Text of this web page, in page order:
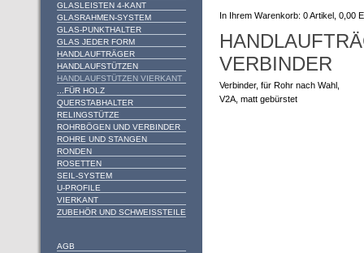
GLASLEISTEN 4-KANT
GLASRAHMEN-SYSTEM
GLAS-PUNKTHALTER
GLAS JEDER FORM
HANDLAUFTRÄGER
HANDLAUFSTÜTZEN
HANDLAUFSTÜTZEN VIERKANT
...FÜR HOLZ
QUERSTABHALTER
RELINGSTÜTZE
ROHRBÖGEN UND VERBINDER
ROHRE UND STANGEN
RONDEN
ROSETTEN
SEIL-SYSTEM
U-PROFILE
VIERKANT
ZUBEHÖR UND SCHWEISSTEILE
AGB
In Ihrem Warenkorb: 0Artikel, 0,00
VERBINDER
Verbinder, für Rohr nach Wahl,
V2A, matt gebürstet